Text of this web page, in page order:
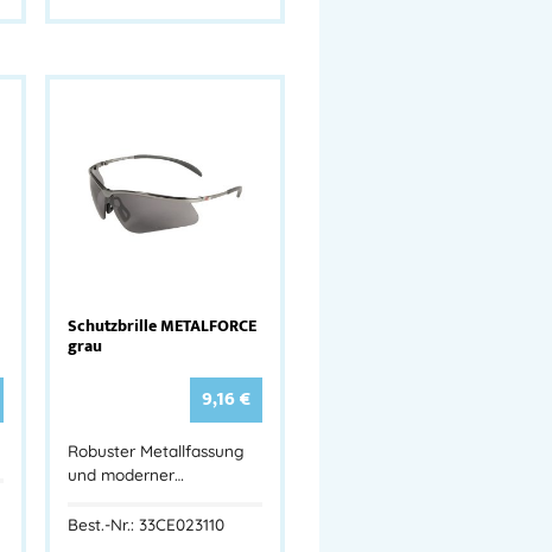
Schutzbrille METALFORCE
grau
9,16€
Robuster Metallfassung
und moderner…
Best.-Nr.: 33CE023110